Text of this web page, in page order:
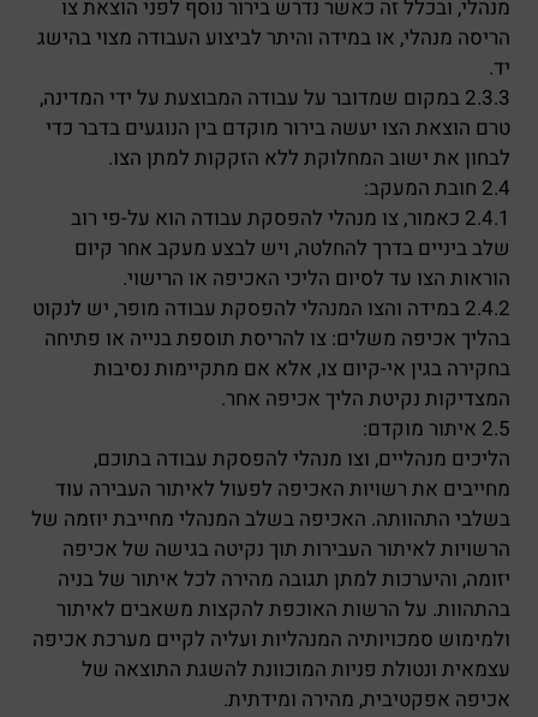
מנהלי, ובכלל זה כאשר נדרש בירור נוסף לפני הוצאת צו
הריסה מנהלי, או במידה והיתר לביצוע העבודה מצוי בהישג
יד.
2.3.3 במקום שמדובר על עבודה המבוצעת על ידי המדינה,
טרם הוצאת הצו יעשה בירור מוקדם בין הנוגעים בדבר כדי
לבחון את ישוב המחלוקת ללא הזקקות למתן הצו.
2.4 חובת המעקב:
2.4.1 כאמור, צו מנהלי להפסקת עבודה הוא על-פי רוב
שלב ביניים בדרך להחלטה, ויש לבצע מעקב אחר קיום
הוראות הצו עד לסיום הליכי האכיפה או הרישוי.
2.4.2 במידה והצו המנהלי להפסקת עבודה מופר, יש לנקוט
בהליך אכיפה משלים: צו להריסת תוספת בנייה או פתיחה
בחקירה בגין אי-קיום צו, אלא אם מתקיימות נסיבות
המצדיקות נקיטת הליך אכיפה אחר.
2.5 איתור מוקדם:
הליכים מנהליים, וצו מנהלי להפסקת עבודה בתוכם,
מחייבים את רשויות האכיפה לפעול לאיתור העבירה עוד
בשלבי התהוותה. האכיפה בשלב המנהלי מחייבת יוזמה של
הרשויות לאיתור העבירות תוך נקיטה בגישה של אכיפה
יזומה, והיערכות למתן תגובה מהירה לכל איתור של בניה
בהתהוות. על הרשות האוכפת להקצות משאבים לאיתור
ולמימוש סמכויותיה המנהליות ועליה לקיים מערכת אכיפה
עצמאית ונטולת פניות המוכוונת להשגת התוצאה של
אכיפה אפקטיבית, מהירה ומידתית.